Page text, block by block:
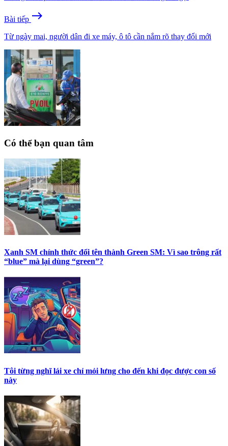
Bài tiếp east
Từ ngày mai, người dân đi xe máy, ô tô cần nắm rõ thay đổi mới
Có thể bạn quan tâm
Xanh SM chính thức đổi tên thành Green SM: Vì sao trông rất
“blue” mà lại dùng “green”?
Tôi từng nghĩ lái xe chỉ mỏi lưng cho đến khi đọc được con số
này